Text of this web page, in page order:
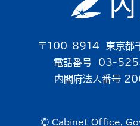
〒100-8914 東京都
電話番号 03-
内閣府法人番号
© Cabinet Office,